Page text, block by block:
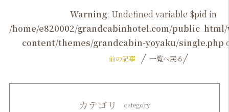
Warning: Undefined variable $pid in
/home/e820002/grandcabinhotel.com/
content/themes/grandcabin-yoyaku/single.php
前の記事 一覧へ戻る
カテゴリ category